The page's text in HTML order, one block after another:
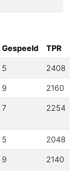
Gespeeld TPR
5 2408
9 2160
7 2254
5 2048
9 2140